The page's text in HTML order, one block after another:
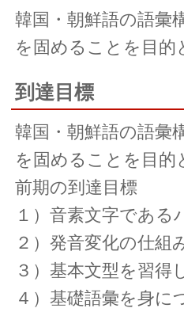
韓国・朝鮮語の語彙
を固めることを目的
到達目標
韓国・朝鮮語の語彙
を固めることを目的
前期の到達目標
１）音素文字であ
２）発音変化の仕組
３）基本文型を習得
４）基礎語彙を身に